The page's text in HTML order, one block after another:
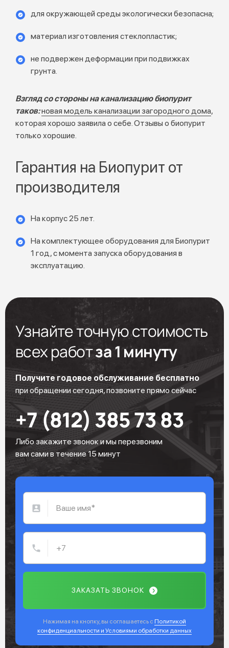
для окружающей среды экологически безопасна;
материал изготовления стеклопластик;
не подвержен деформации при подвижках
грунта.
Взгляд со стороны на канализацию биопурит
таков:новая модель канализации загородного дома,
которая хорошо заявила о себе. Отзывы о биопурит
только хорошие.
Гарантия на Биопурит от
производителя
На корпус 25 лет.
На комплектующее оборудования для Биопурит
1 год, с момента запуска оборудования в
эксплуатацию.
Узнайте точную стоимость
всех работза 1 минуту
Получите годовое обслуживание бесплатно
при обращении сегодня, позвоните прямо сейчас
+7 (812) 385 73 83
Либо закажите звонок и мы перезвоним
вам сами в течение 15 минут
ЗАКАЗАТЬ ЗВОНОК
Нажимая на кнопку, вы соглашаетесь с Политикой
конфиденциальности и Условиями обработки данных